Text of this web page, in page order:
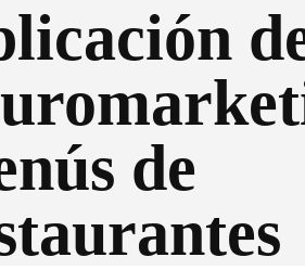
de